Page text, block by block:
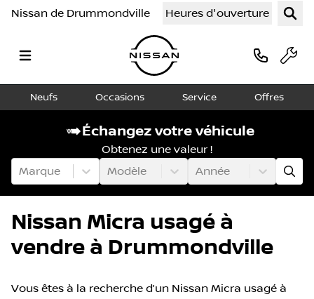
Nissan de Drummondville Heures d'ouverture
Neufs Occasions Service Offres
Échangez votre véhicule
Obtenez une valeur !
Marque
Modèle Année
Nissan Micra usagé à
vendre à Drummondville
Vous êtes à la recherche d’un Nissan Micra usagé à